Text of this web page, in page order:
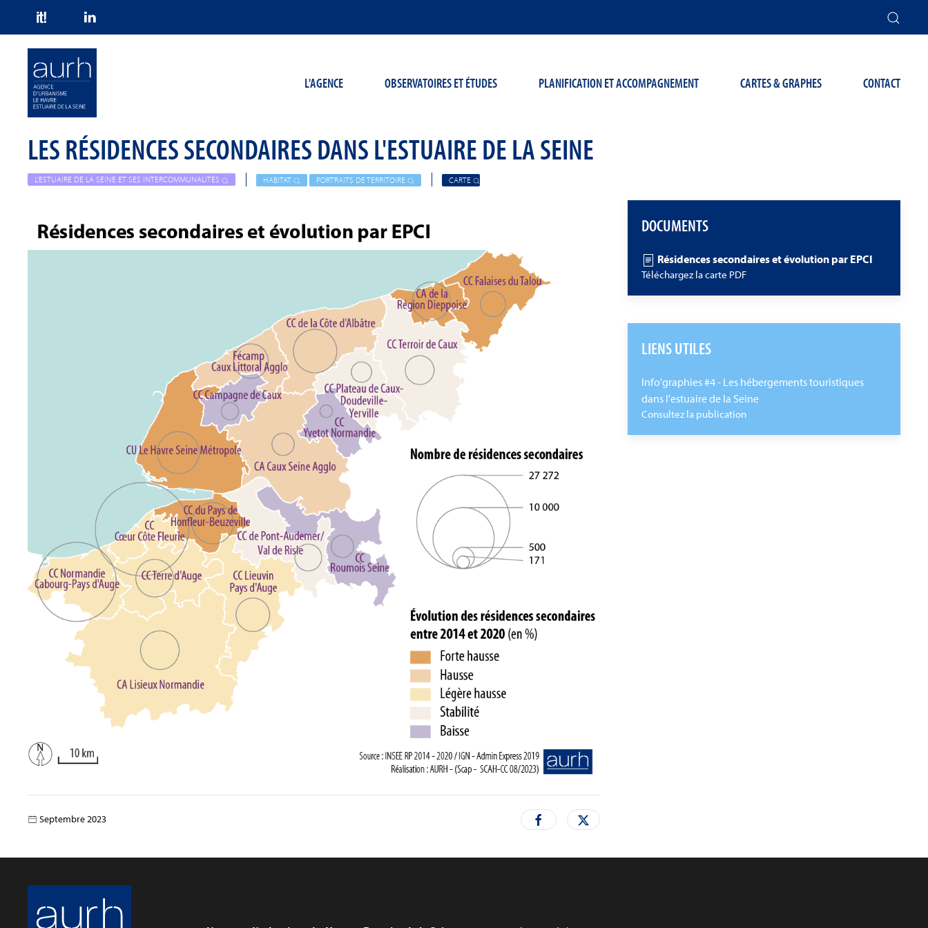
L'AGENCE OBSERVATOIRES ET ÉTUDES PLANIFICATION ET ACCOMPAGNEMENT CARTES & GRAPHES CONTACT
LES RÉSIDENCES SECONDAIRES DANS L'ESTUAIRE DE LA SEINE
L'ESTUAIRE DE LA SEINE ET SES INTERCOMMUNALITÉS HABITAT PORTRAITS DE TERRITOIRE CARTE
Septembre 2023
DOCUMENTS
Résidences secondaires et évolution par EPCI
Téléchargez la carte PDF
LIENS UTILES
Info'graphies #4 - Les hébergements touristiques
dans l'estuaire de la Seine
Consultez la publication